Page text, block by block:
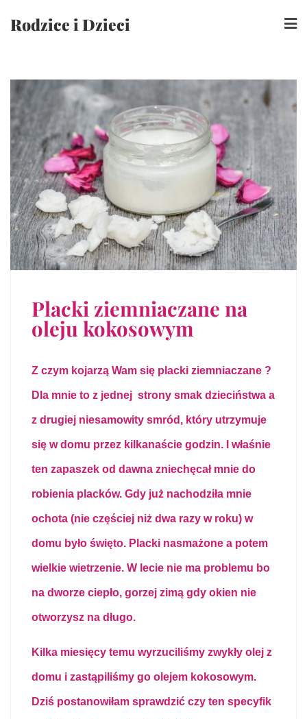
Rodzice i Dzieci
Placki ziemniaczane na
oleju kokosowym
Z czym kojarzą Wam się placki ziemniaczane ?
Dla mnie to z jednej strony smak dzieciństwa a
z drugiej niesamowity smród, który utrzymuje
się w domu przez kilkanaście godzin. I właśnie
ten zapaszek od dawna zniechęcał mnie do
robienia placków. Gdy już nachodziła mnie
ochota (nie częściej niż dwa razy w roku) w
domu było święto. Placki nasmażone a potem
wielkie wietrzenie. W lecie nie ma problemu bo
na dworze ciepło, gorzej zimą gdy okien nie
otworzysz na długo.
Kilka miesięcy temu wyrzuciliśmy zwykły olej z
domu i zastąpiliśmy go olejem kokosowym.
Dziś postanowiłam sprawdzić czy ten specyfik